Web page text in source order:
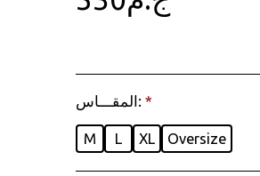
المقـــاس: *
M L XL Oversize